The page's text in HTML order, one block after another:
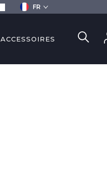
FR
ACCESSOIRES